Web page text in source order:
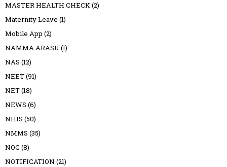
MASTER HEALTH CHECK(2)
Maternity Leave (1)
Mobile App (2)
NAMMA ARASU (1)
NAS (12)
NEET(91)
NET(18)
NEWS (6)
NHIS (50)
NMMS (35)
NOC (8)
NOTIFICATION (21)